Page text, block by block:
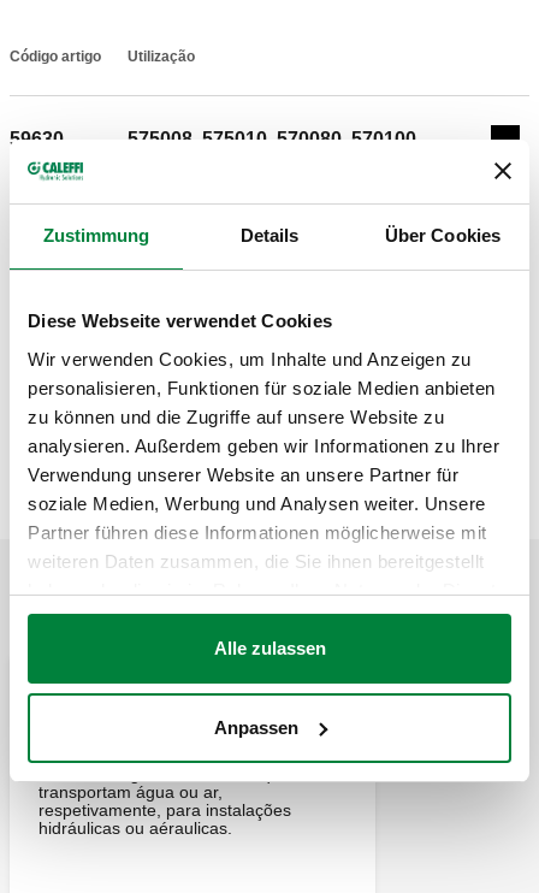
Zustimmung Details Über Cookies
Diese Webseite verwendet Cookies
Wir verwenden Cookies, um Inhalte und Anzeigen zu
personalisieren, Funktionen für soziale Medien anbieten
zu können und die Zugriffe auf unsere Website zu
analysieren. Außerdem geben wir Informationen zu Ihrer
Verwendung unserer Website an unsere Partner für
soziale Medien, Werbung und Analysen weiter. Unsere
Partner führen diese Informationen möglicherweise mit
weiteren Daten zusammen, die Sie ihnen bereitgestellt
haben oder die sie im Rahmen Ihrer Nutzung der Dienste
gesammelt haben.
Alle zulassen
Anpassen
Código artigo Utilização
59630 575008, 575010, 570080, 570100
Modelos 3D
CALEFFI, 59630. Sede da válvula de descarga.
SCIP code
96a6e147-495e-4b76-8ac8-
0bff511aaf78
Mostrar
Copiar
APLICAÇÕES
Pipe Sizer Caleffi
Esta aplicação permite efetuar o
cálculo e o dimensionamento de
transportam água ou ar,
respetivamente, para instalações
hidráulicas ou aéraulicas.